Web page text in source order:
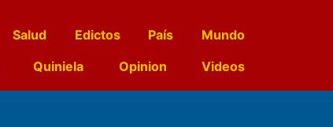
Salud Edictos País
Mundo
Quiniela Opinion
Videos